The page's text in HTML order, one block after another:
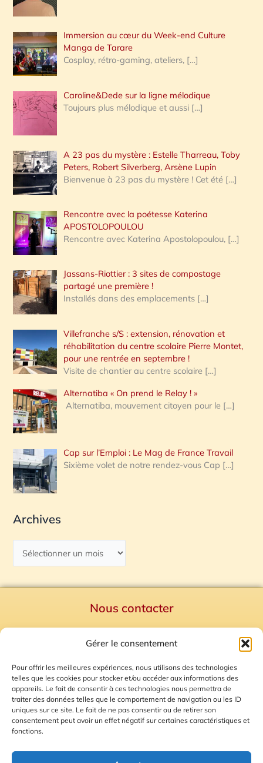
Gérer le consentement
Pour offrir les meilleures expériences, nous utilisons des technologies
telles que les cookies pour stocker et/ou accéder aux informations des
appareils. Le fait de consentir à ces technologies nous permettra de
traiter des données telles que le comportement de navigation ou les ID
uniques sur ce site. Le fait de ne pas consentir ou de retirer son
consentement peut avoir un effet négatif sur certaines caractéristiques et
fonctions.
:
Immersion au cœur du Week-end Culture
Manga de Tarare
Cosplay, rétro-gaming, ateliers, […]
Caroline&Dede sur la ligne mélodique
Toujours plus mélodique et aussi […]
A 23 pas du mystère : Estelle Tharreau, Toby
Peters, Robert Silverberg, Arsène Lupin
Bienvenue à 23 pas du mystère ! Cet été […]
Rencontre avec la poétesse Katerina
APOSTOLOPOULOU
Rencontre avec Katerina Apostolopoulou, […]
Jassans-Riottier : 3 sites de compostage
partagé une première !
Installés dans des emplacements […]
Villefranche s/S : extension, rénovation et
réhabilitation du centre scolaire Pierre Montet,
pour une rentrée en septembre !
Visite de chantier au centre scolaire […]
Alternatiba « On prend le Relay ! »
Alternatiba, mouvement citoyen pour le […]
Cap sur l’Emploi : Le Mag de France Travail
Sixième volet de notre rendez-vous Cap […]
Archives
Nous contacter
Mentions Légales
Plan du site
Gestion des Cookies